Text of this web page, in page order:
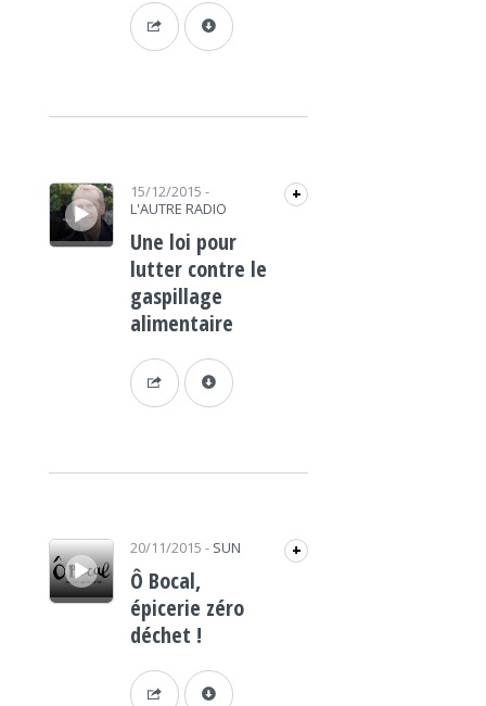
Lecteur audio 15/12/2015 -
L'AUTRE RADIO
+
Une loi pour
lutter contre le
gaspillage
alimentaire
Lecteur audio 20/11/2015 - SUN +
Ô Bocal,
épicerie zéro
déchet !